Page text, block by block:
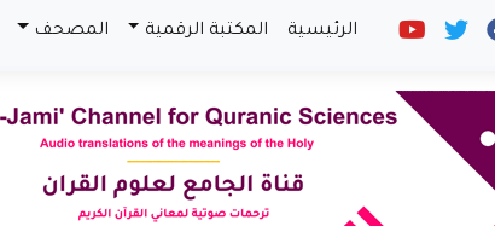
الرئيسية المكتبة الرقمية المصحف